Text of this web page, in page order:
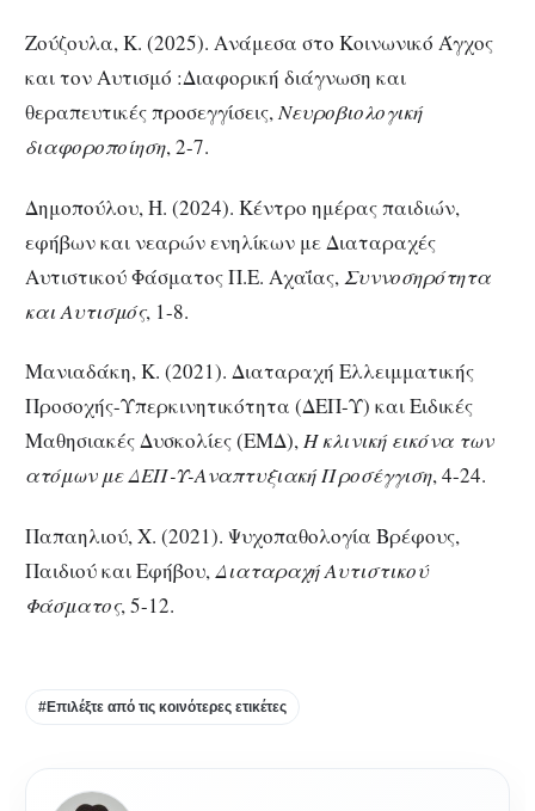
Ζούζουλα, Κ. (2025). Ανάμεσα στο Κοινωνικό Άγχος
και τον Αυτισμό :Διαφορική διάγνωση και
θεραπευτικές προσεγγίσεις,Νευροβιολογική
διαφοροποίηση, 2-7.
Δημοπούλου, Η. (2024). Κέντρο ημέρας παιδιών,
εφήβων και νεαρών ενηλίκων με Διαταραχές
Αυτιστικού Φάσματος Π.Ε. Αχαΐας, Συννοσηρότητα
και Αυτισμός, 1-8.
Μανιαδάκη, Κ. (2021). Διαταραχή Ελλειμματικής
Προσοχής-Υπερκινητικότητα (ΔΕΠ-Υ) και Ειδικές
Μαθησιακές Δυσκολίες (ΕΜΔ),Η κλινική εικόνα των
ατόμων με ΔΕΠ-Υ-Αναπτυξιακή Προσέγγιση, 4-24.
Παπαηλιού, Χ. (2021). Ψυχοπαθολογία Βρέφους,
Παιδιού και Εφήβου,Διαταραχή Αυτιστικού
Φάσματος, 5-12.
#Επιλέξτε από τις κοινότερες ετικέτες